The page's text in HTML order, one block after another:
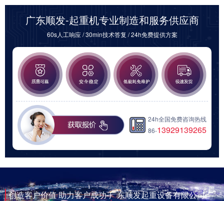
广东顺发-起重机专业制造和服务供应商
60s人工响应 / 30min技术答复 / 24h免费提供方案
24h全国免费咨询热线
86-13929139265
创造客户价值 助力客户成功-广东顺发起重设备有限公司